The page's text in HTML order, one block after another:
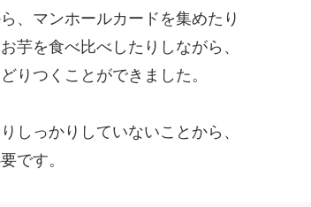
、マンホールカードを集めたり
芋を食べ比べしたりしながら、
りつくことができました。
しっかりしていないことから、
です。